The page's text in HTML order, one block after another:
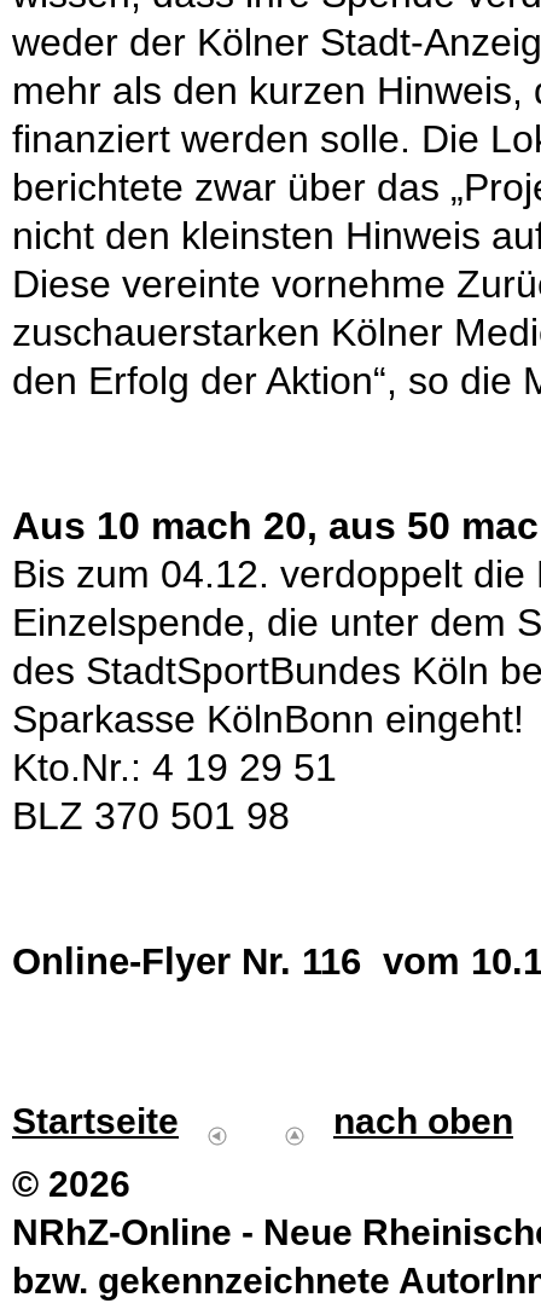
weder der Kölner Stadt-
mehr als den kurzen
finanziert werden solle. Die
berichtete zwar über das
nicht den kleinsten Hinweis
Diese vereinte vornehme
zuschauerstarken Kölner
den Erfolg der Aktion“, so die
Aus 10 mach 20, aus 50
Bis zum 04.12. verdoppelt
Einzelspende, die unter dem
des StadtSportBundes Köln
Sparkasse KölnBonn eingeht!
Kto.Nr.: 4 19 29 51
BLZ 370 501 98
Online-Flyer Nr. 116 vom
Startseite
nach oben
© 2026
NRhZ-Online - Neue
bzw. gekennzeichnete